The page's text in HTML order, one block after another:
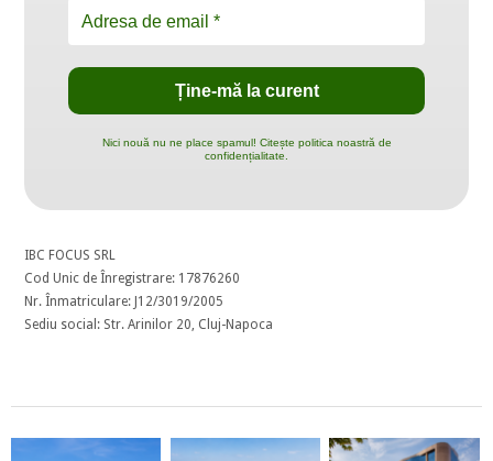
Nici nouă nu ne place spamul! Citește politica noastră de
confidențialitate.
IBC FOCUS SRL
Cod Unic de Înregistrare: 17876260
Nr. Înmatriculare: J12/3019/2005
Sediu social: Str. Arinilor 20, Cluj-Napoca